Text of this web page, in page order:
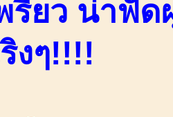
รียว น่าฟัด
งๆ!!!!